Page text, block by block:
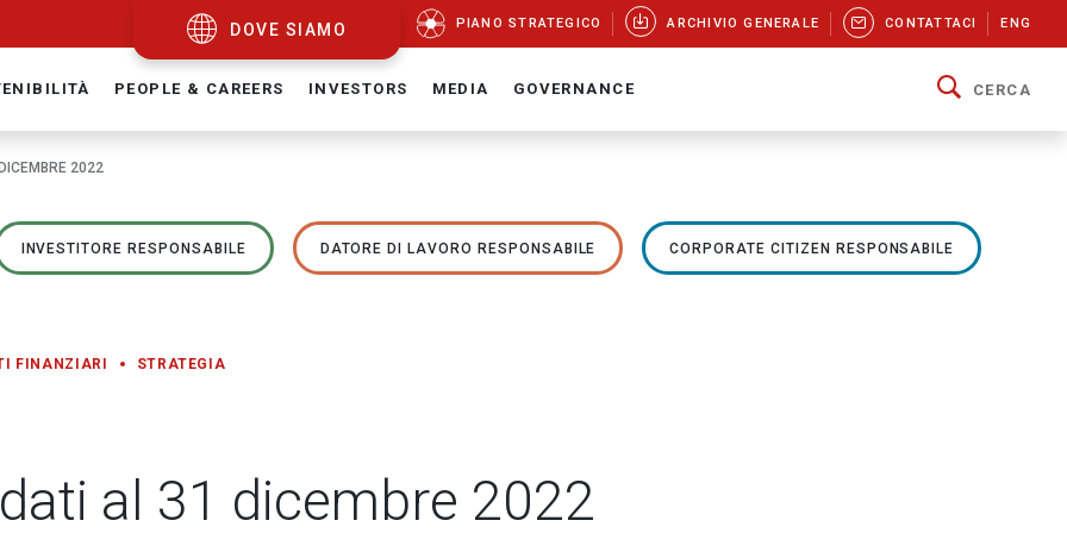
DOVE SIAMO PIANO STRATEGICO ARCHIVIO GENERALE CONTATTACI ENG
PEOPLE & CAREERS INVESTORS MEDIA GOVERNANCE CERCA
2022
INVESTITORE RESPONSABILE DATORE DI LAVORO RESPONSABILE CORPORATE CITIZEN RESPONSABILE
FINANZIARI STRATEGIA
al 31 dicembre 2022